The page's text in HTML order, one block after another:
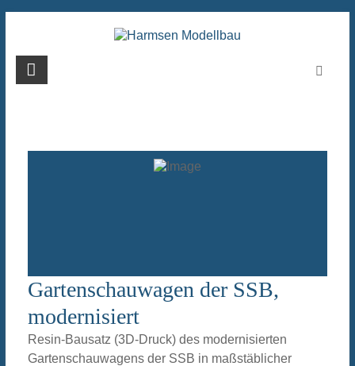
Harmsen
Gartenschauwagen der SSB,
modernisiert
Resin-Bausatz (3D-Druck) des modernisierten
Gartenschauwagens der SSB in maßstäblicher